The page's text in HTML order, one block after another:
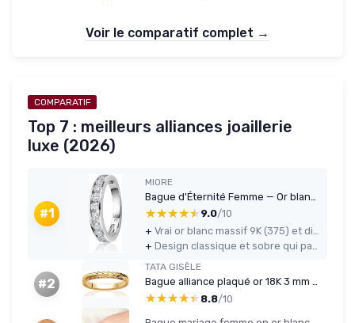
Voir le comparatif complet →
COMPARATIF
Top 7 : meilleurs alliances joaillerie
luxe (2026)
#1
MIORE
★★★★★
★★★★★ 9.0/10
+
+
#2
TATA GISÈLE
Bague alliance plaqué or 18K 3 mm - taille 58
★★★★★
★★★★★ 8.8/10